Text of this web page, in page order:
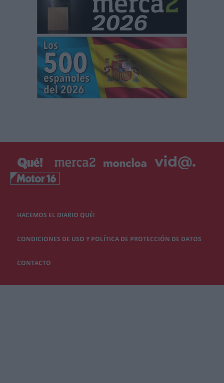
HACEMOS EL DIARIO QUÉ!
CONDICIONES DE USO Y POLÍTICA DE PROTECCIÓN DE DATOS
CONTACTO